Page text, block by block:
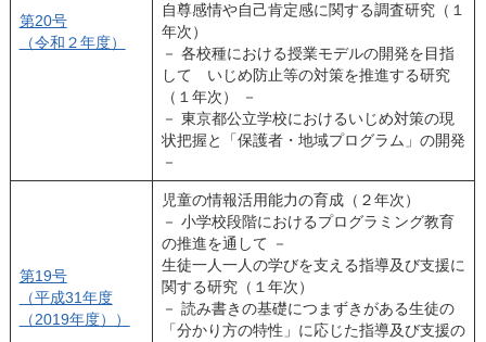
第20号
（令和２年度）
自尊感情や自己肯定感に関する調査研究（１
年次）
－ 各校種における授業モデルの開発を目指
して いじめ防止等の対策を推進する研究
（１年次） －
－ 東京都公立学校におけるいじめ対策の現
状把握と「保護者・地域プログラム」の開発
－
第19号
（平成31年度
（2019年度））
児童の情報活用能力の育成（２年次）
－ 小学校段階におけるプログラミング教育
の推進を通して －
生徒一人一人の学びを支える指導及び支援に
関する研究（１年次）
－ 読み書きの基礎につまずきがある生徒の
「分かり方の特性」に応じた指導及び支援の